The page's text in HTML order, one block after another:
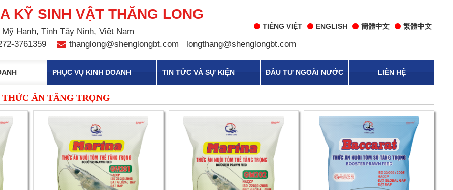
TIẾNG VIỆT ENGLISH 簡體中文 繁體中文
KỸ SINH VẬT THĂNG LONG
Hạnh, Tỉnh Tây Ninh, Việt Nam
3761359 thanglong@shenglongbt.com longthang@shenglongbt.com
PHỤC VỤ KINH DOANH TIN TỨC VÀ SỰ KIỆN ĐẦU TƯ NGOÀI NƯỚC LIÊN HỆ
THỨC ĂN TĂNG TRỌNG